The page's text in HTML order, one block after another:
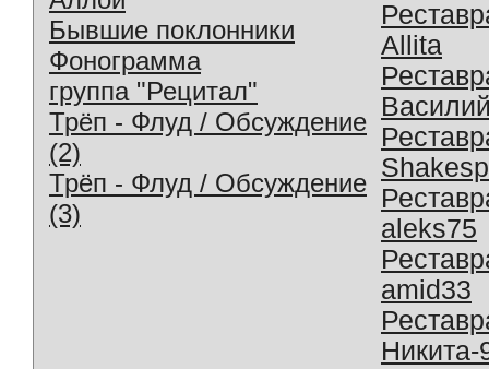
Бывшие поклонники
Фонограмма
группа "Рецитал"
Трёп - Флуд / Обсуждение
(2)
Трёп - Флуд / Обсуждение
(3)
Allita
aleks75
amid33
Никита-